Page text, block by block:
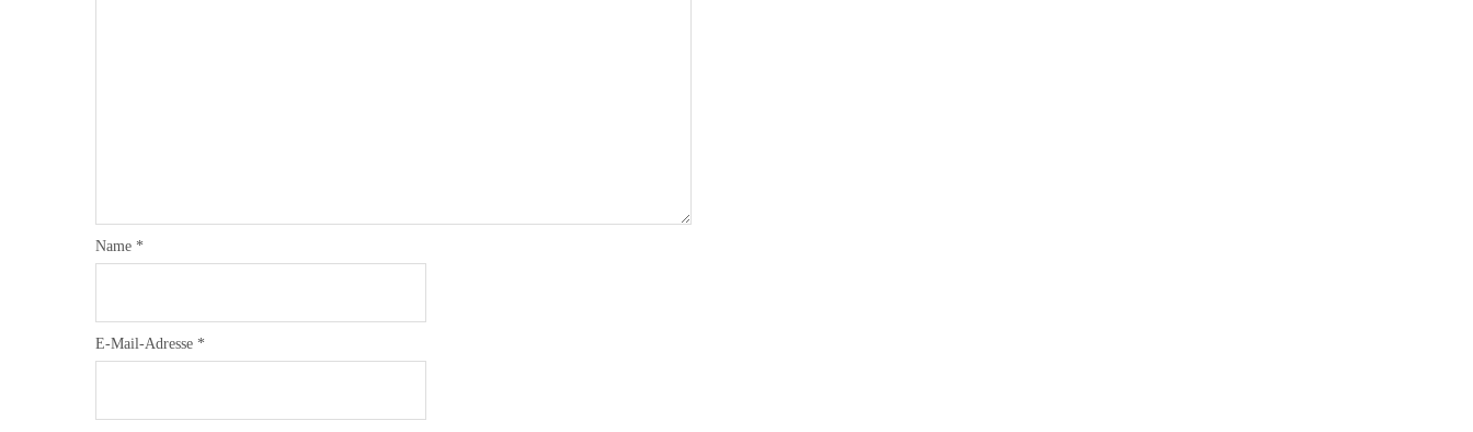
Name *
E-Mail-Adresse *